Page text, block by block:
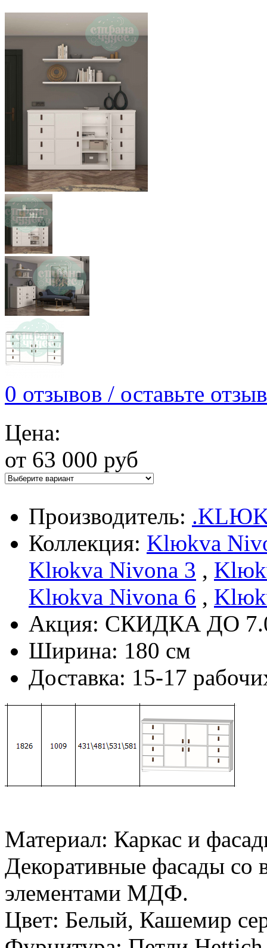
0 отзывов / оставьте отзыв
Цена:
от 63 000 руб
Производитель:
Коллекция: Klюkva
Klюkva Nivona 3 ,
Klюkva Nivona 6 ,
Акция: СКИДКА ДО
Ширина: 180 см
Доставка: 15-17
Материал: Каркас и
Декоративные фасады со
элементами МДФ.
Цвет: Белый, Кашемир